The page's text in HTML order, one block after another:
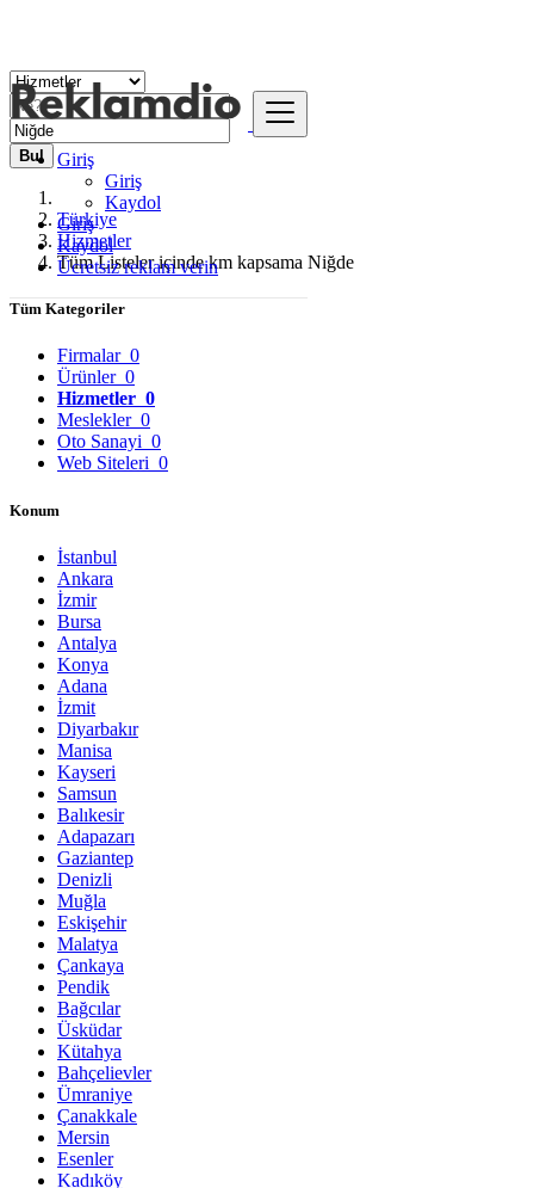
Giriş
Giriş
Kaydol
Giriş
Kaydol
Ücretsiz reklam verin
Bul
Türkiye
Hizmetler
Tüm Listeler içinde km kapsama Niğde
Tüm Kategoriler
Firmalar 0
Ürünler 0
Hizmetler 0
Meslekler 0
Oto Sanayi 0
Web Siteleri 0
Konum
İstanbul
Ankara
İzmir
Bursa
Antalya
Konya
Adana
İzmit
Diyarbakır
Manisa
Kayseri
Samsun
Balıkesir
Adapazarı
Gaziantep
Denizli
Muğla
Eskişehir
Malatya
Çankaya
Pendik
Bağcılar
Üsküdar
Kütahya
Bahçelievler
Ümraniye
Çanakkale
Mersin
Esenler
Kadıköy